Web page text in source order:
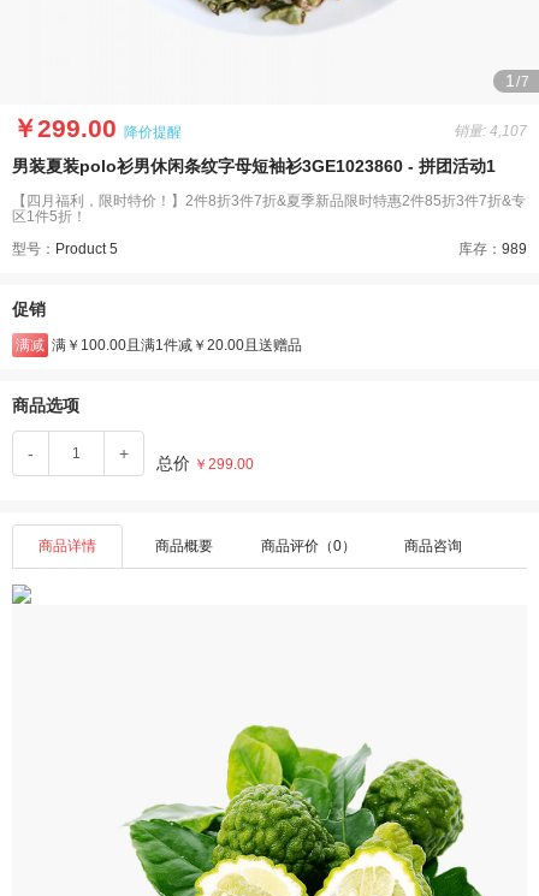
1 /7
￥299.00 降价提醒 销量: 4,107
男装夏装polo衫男休闲条纹字母短袖衫3GE1023860 - 拼团活动1
【四月福利，限时特价！】2件8折3件7折&夏季新品限时特惠2件85折3件7折&专
区1件5折！
型号： Product 5 库存： 989
促销
满减 满￥100.00且满1件减￥20.00且送赠品
商品选项
- + 总价 ￥299.00
商品详情 商品概要 商品评价（0） 商品咨询